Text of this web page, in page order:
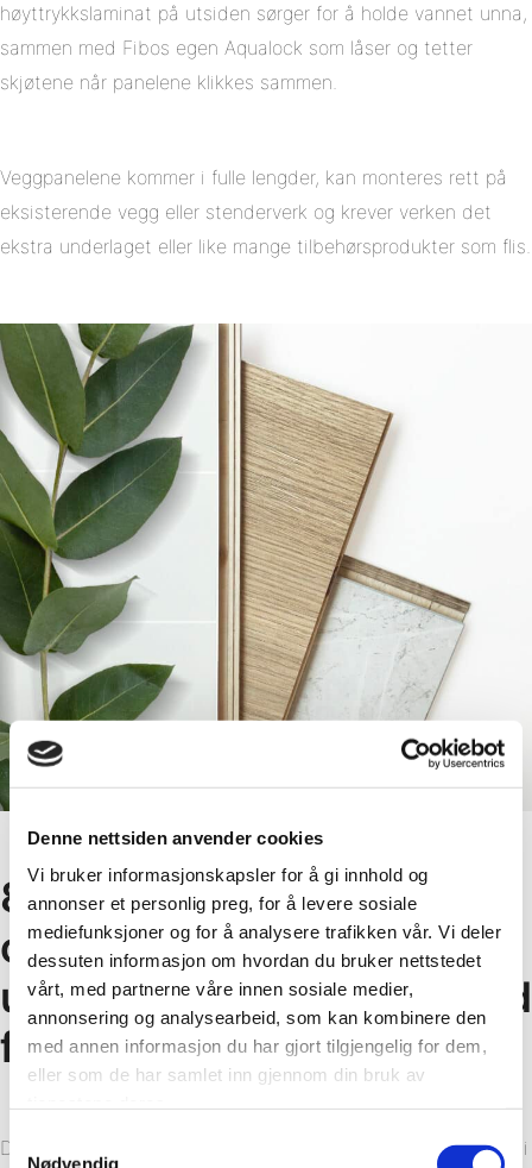
Denne nettsiden anvender cookies
Vi bruker informasjonskapsler for å gi innhold og
annonser et personlig preg, for å levere sosiale
mediefunksjoner og for å analysere trafikken vår. Vi deler
dessuten informasjon om hvordan du bruker nettstedet
vårt, med partnerne våre innen sosiale medier,
annonsering og analysearbeid, som kan kombinere den
med annen informasjon du har gjort tilgjengelig for dem,
eller som de har samlet inn gjennom din bruk av
Samtykkevalg
Nødvendig
høyttrykkslaminat på utsiden sørger for å holde vannet unna,
sammen med Fibos egen Aqualock som låser og tetter
skjøtene når panelene klikkes sammen.
Veggpanelene kommer i fulle lengder, kan monteres rett på
eksisterende vegg eller stenderverk og krever verken det
ekstra underlaget eller like mange tilbehørsprodukter som flis.
80% lavere materialbruk –
og over 40% lavere CO2
utslipp sammenlignet med
flis
Den største klimagevinsten ligger i selve veggsystemet. Fordi